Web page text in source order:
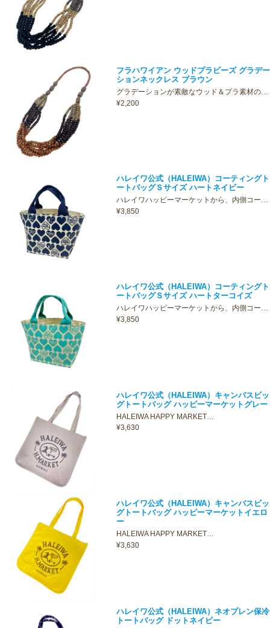
フラハワイアン ウッドプラビーズ グラデー
ションネックレス ブラウン
グラデーションが素敵なウッド＆プラ素材の…
¥2,200
ハレイワ公式（HALEIWA）コーティングト
ートバッグＳサイズ ハートネイビー
ハレイワハッピーマーケットから、内側コー…
¥3,850
ハレイワ公式（HALEIWA）コーティングト
ートバッグＳサイズ ハートターコイズ
ハレイワハッピーマーケットから、内側コー…
¥3,850
ハレイワ公式（HALEIWA）キャンバスビッ
グトートバッグ ハッピーマーケットグレー
HALEIWA HAPPY MARKET…
¥3,630
ハレイワ公式（HALEIWA）キャンバスビッ
グトートバッグ ハッピーマーケットイエロ
ー
HALEIWA HAPPY MARKET…
¥3,630
ハレイワ公式（HALEIWA）ネオプレン保冷
トートバッグ ドットネイビー